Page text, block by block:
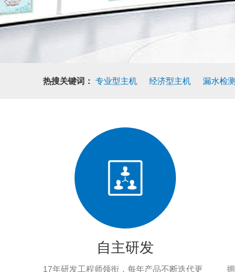
热搜关键词： 专业型主机 经济型主机 漏水检
自主研发
17年研发工程师领衔，每年产品不断迭代更